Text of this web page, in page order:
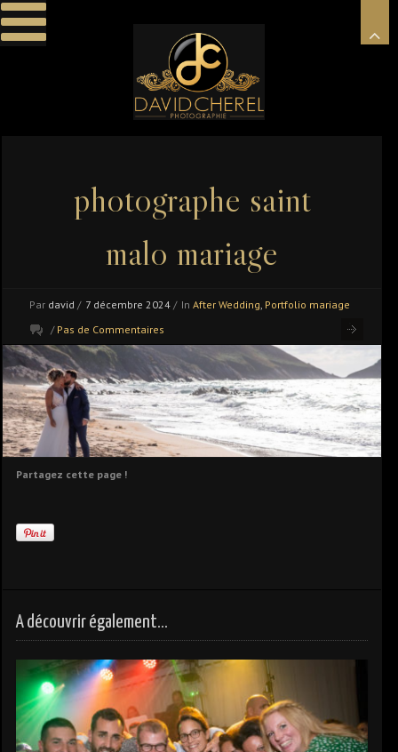
photographe saint
malo mariage
Par david / 7 décembre 2024 / In After Wedding, Portfolio mariage
/ Pas de Commentaires
Partagez cette page !
A découvrir également...